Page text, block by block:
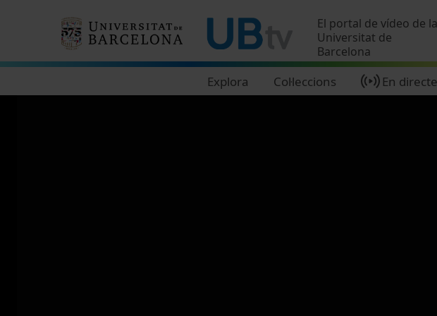
El portal de vídeo de la
Universitat de
Barcelona
Explora Col·leccions En directe